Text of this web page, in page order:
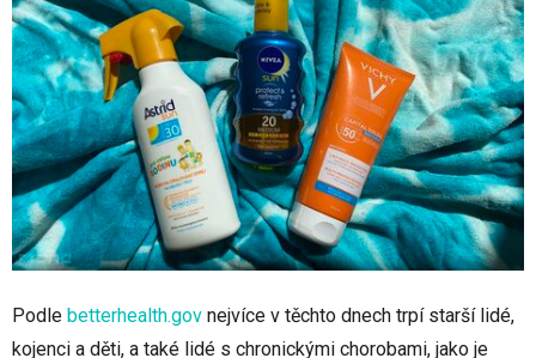
Podle betterhealth.gov nejvíce v těchto dnech trpí starší lidé,
kojenci a děti, a také lidé s chronickými chorobami, jako je